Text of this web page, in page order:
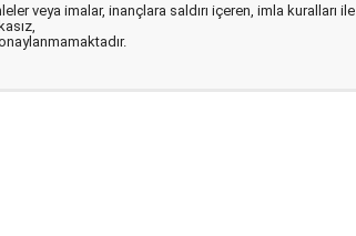
veya imalar, inançlara saldırı içeren, imla kuralları ile